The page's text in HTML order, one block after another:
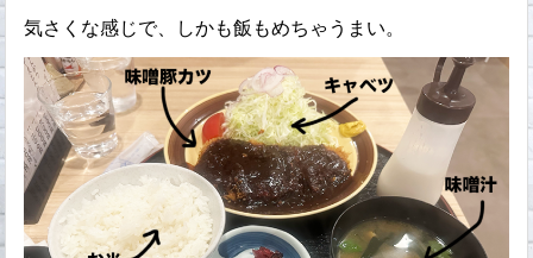
気さくな感じで、しかも飯もめちゃうまい。